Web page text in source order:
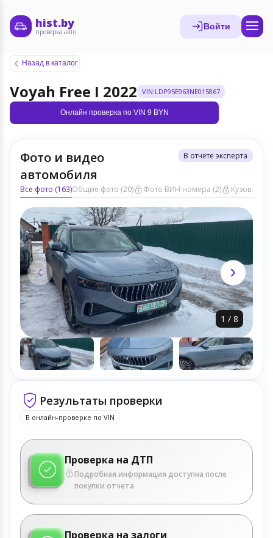
hist.by
проверка авто
Войти
Назад в каталог
Voyah Free I 2022 VIN:LDP95E963NE015867
Онлайн проверка по VIN 9 BYN
Фото и видео
автомобиля
В отчёте эксперта
Все фото (163)Общие фото (20) Фото ВИН номера (2) Кузов ЛКП
1 / 8
Результаты проверки
В онлайн-проверке по VIN
Проверка на ДТП
Подробная информация доступна после
покупки отчета
Проверка на залоги